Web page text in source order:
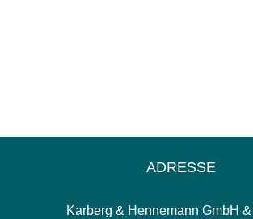
ADRESSE
Karberg & Hennemann GmbH